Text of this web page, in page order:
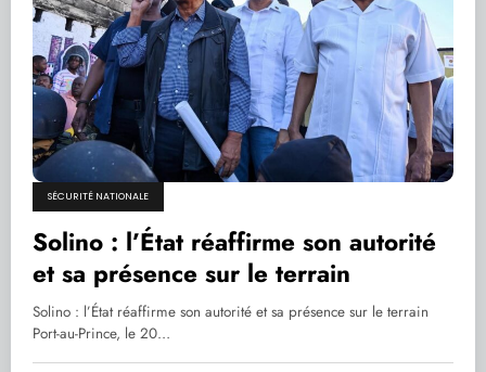
SÉCURITÉ NATIONALE
Solino : l’État réaffirme son autorité
et sa présence sur le terrain
Solino : l’État réaffirme son autorité et sa présence sur le terrain
Port-au-Prince, le 20…